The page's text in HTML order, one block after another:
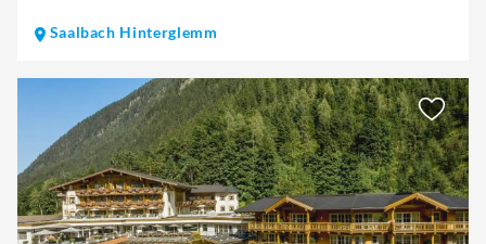
Saalbach Hinterglemm